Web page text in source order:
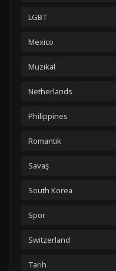
LGBT
Mexico
Muzikal
Netherlands
Philippines
Romantik
Savaş
South Korea
Spor
Switzerland
Tarih